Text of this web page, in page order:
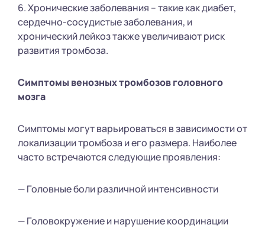
6. Хронические заболевания – такие как диабет,
сердечно-сосудистые заболевания, и
хронический лейкоз также увеличивают риск
развития тромбоза.
Симптомы венозных тромбозов головного
мозга
Симптомы могут варьироваться в зависимости от
локализации тромбоза и его размера. Наиболее
часто встречаются следующие проявления:
— Головные боли различной интенсивности
— Головокружение и нарушение координации